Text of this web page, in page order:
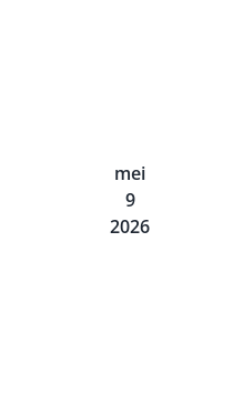
mei
9
2026